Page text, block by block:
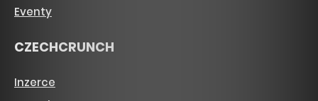
Eventy
CZECHCRUNCH
Inzerce